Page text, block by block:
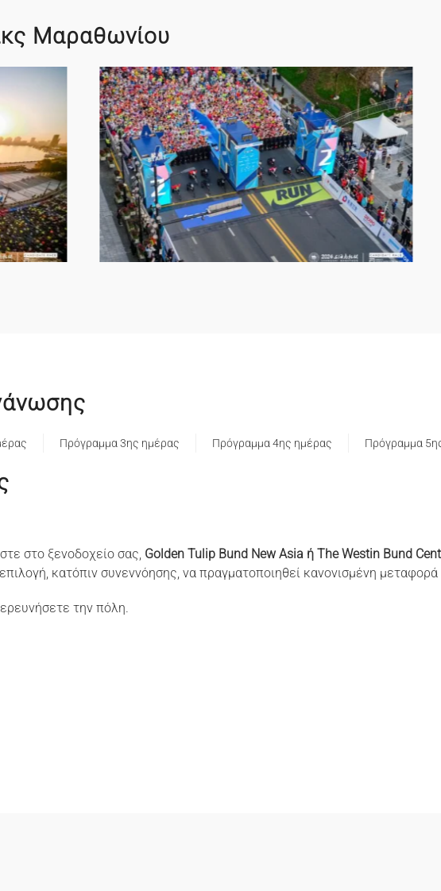
Μαραθωνίου
Πρόγραμμα 3ης ημέρας Πρόγραμμα 4ης ημέρας Πρόγραμμα
στο ξενοδοχείο σας, Golden Tulip Bund New Asia ή The Westin Bund
κατόπιν συνεννόησης, να πραγματοποιηθεί κανονισμένη
την πόλη.